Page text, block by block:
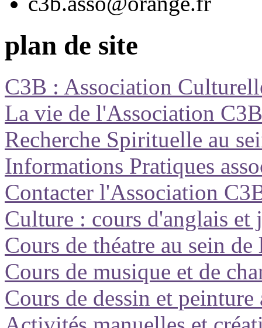
plan de site
C3B : Association
La vie de l'Association
Recherche Spirituelle au
Informations Pratiques
Contacter l'Association
Culture : cours d'anglais et
Cours de théatre au sein
Cours de musique et de
Cours de dessin et peinture